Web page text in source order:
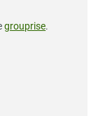
grouprise.